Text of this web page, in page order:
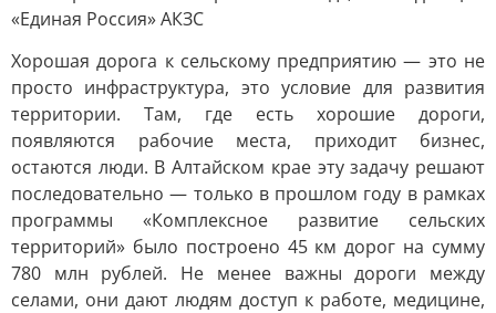
«Единая Россия» АКЗС
Хорошая дорога к сельскому предприятию — это не
просто инфраструктура, это условие для развития
территории. Там, где есть хорошие дороги,
появляются рабочие места, приходит бизнес,
остаются люди. В Алтайском крае эту задачу решают
последовательно — только в прошлом году в рамках
программы «Комплексное развитие сельских
территорий» было построено 45 км дорог на сумму
780 млн рублей. Не менее важны дороги между
селами, они дают людям доступ к работе, медицине,